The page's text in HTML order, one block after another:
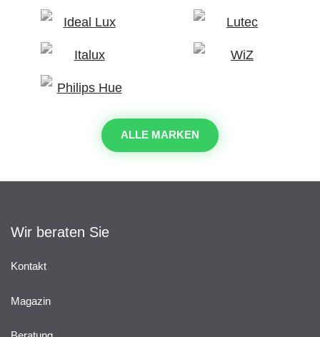
ALLE MARKEN
Wir beraten Sie
Kontakt
Magazin